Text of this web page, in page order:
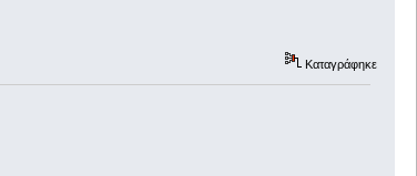
Καταγράφηκε